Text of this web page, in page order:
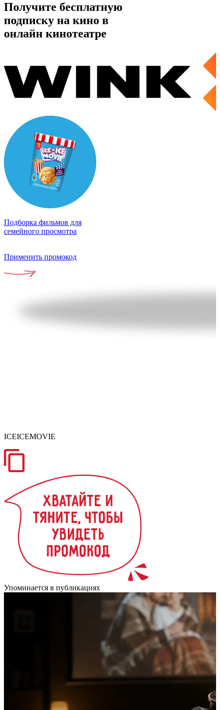
Получите бесплатную
подписку на кино в
онлайн кинотеатре
Подборка фильмов для
семейного просмотра
Применить промокод
ICEICEMOVIE
Упоминается в публикациях